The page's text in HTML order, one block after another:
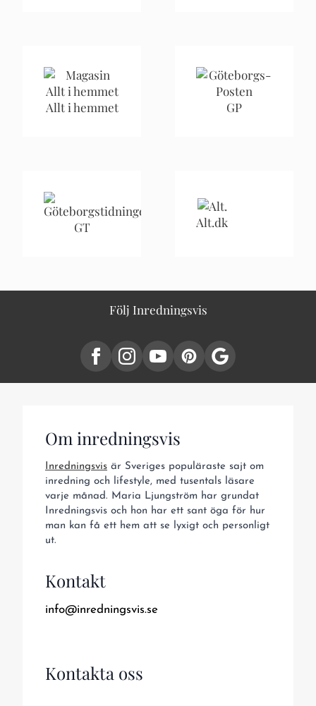
Allt i hemmet GP
GT Alt.dk
Följ Inredningsvis
Om inredningsvis
Inredningsvis är Sveriges populäraste sajt om
inredning och lifestyle, med tusentals läsare
varje månad. Maria Ljungström har grundat
Inredningsvis och hon har ett sant öga för hur
man kan få ett hem att se lyxigt och personligt
ut.
Kontakt
info@inredningsvis.se
Kontakta oss